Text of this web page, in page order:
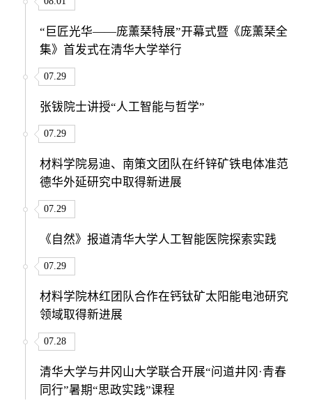
“巨匠光华——庞薰琹特展”开幕式暨《庞薰琹全
集》首发式在清华大学举行
07.29
张钹院士讲授“人工智能与哲学”
07.29
材料学院易迪、南策文团队在纤锌矿铁电体准范
德华外延研究中取得新进展
07.29
《自然》报道清华大学人工智能医院探索实践
07.29
材料学院林红团队合作在钙钛矿太阳能电池研究
领域取得新进展
07.28
清华大学与井冈山大学联合开展“问道井冈·青春
同行”暑期“思政实践”课程